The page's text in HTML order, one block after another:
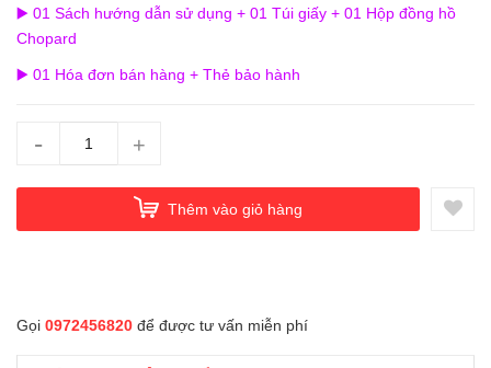
▶️ 01 Sách hướng dẫn sử dụng + 01 Túi giấy + 01 Hộp đồng hồ
Chopard
▶️ 01 Hóa đơn bán hàng + Thẻ bảo hành
- +
Thêm vào giỏ hàng
Gọi 0972456820 để được tư vấn miễn phí